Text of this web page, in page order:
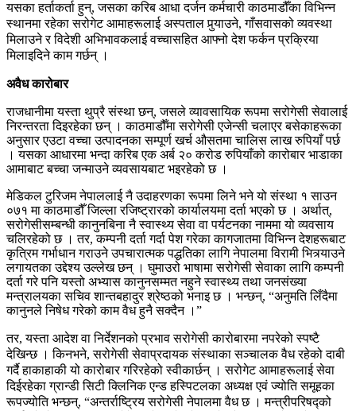
यसका हर्ताकर्ता हुन्, जसका करिब आधा दर्जन कर्मचारी काठमाडौँका विभिन्न
स्थानमा रहेका सरोगेट आमाहरूलाई अस्पताल पुर्‍याउने, गाँसवासको व्यवस्था
मिलाउने र विदेशी अभिभावकलाई वच्चासहित आफ्नो देश फर्कन प्रक्रिया
मिलाइदिने काम गर्छन् ।
अवैध कारोबार
राजधानीमा यस्ता थुप्रै संस्था छन्, जसले व्यावसायिक रूपमा सरोगेसी सेवालाई
निरन्तरता दिइरहेका छन् । काठमाडौँमा सरोगेसी एजेन्सी चलाएर बसेकाहरूका
अनुसार एउटा वच्चा उत्पादनका सम्पूर्ण खर्च औसतमा चालिस लाख रुपियाँ पर्छ
। यसका आधारमा भन्दा करिब एक अर्ब २० करोड रुपियाँको कारोबार भाडाका
आमाबाट बच्चा जन्माउने व्यवसायबाट भइरहेको छ ।
मेडिकल टुरिजम नेपाललाई नै उदाहरणका रूपमा लिने भने यो संस्था १ साउन
०७१ मा काठमाडौँ जिल्ला रजिष्ट्रारको कार्यालयमा दर्ता भएको छ । अर्थात्,
सरोगेसीसम्बन्धी कानुनबिना नै स्वास्थ्य सेवा वा पर्यटनका नाममा यो व्यवसाय
चलिरहेको छ । तर, कम्पनी दर्ता गर्दा पेश गरेका कागजातमा विभिन्न देशहरूबाट
कृत्रिम गर्भाधान गराउने उपचारात्मक पद्धतिका लागि नेपालमा विरामी भित्र्याउने
लगायतका उद्देश्य उल्लेख छन् । घुमाउरो भाषामा सरोगेसी सेवाका लागि कम्पनी
दर्ता गरे पनि यस्तो अभ्यास कानुनसम्मत नहुने स्वास्थ्य तथा जनसंख्या
मन्त्रालयका सचिव शान्तबहादुर श्रेष्ठको भनाइ छ । भन्छन्, “अनुमति लिँदैमा
कानुनले निषेध गरेको काम वैध हुनै सक्दैन ।”
तर, यस्ता आदेश वा निर्देशनको प्रभाव सरोगेसी कारोबारमा नपरेको स्पष्टै
देखिन्छ । किनभने, सरोगेसी सेवाप्रदायक संस्थाका सञ्चालक वैध रहेको दाबी
गर्दै हाकाहाकी यो कारोबार गरिरहेको स्वीकार्छन् । सरोगेट आमाहरूलाई सेवा
दिईरहेका ग्रान्डी सिटी क्लिनिक एन्ड हस्पिटलका अध्यक्ष एवं ज्योति समूहका
रूपज्योति भन्छन्, “अन्तर्राष्ट्रिय सरोगेसी नेपालमा वैध छ । मन्त्रीपरिषद्को